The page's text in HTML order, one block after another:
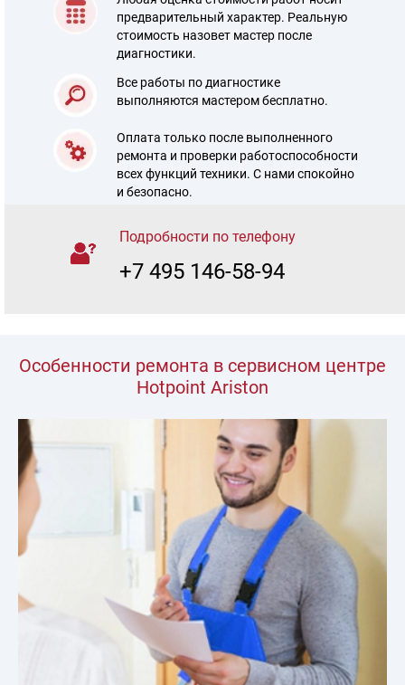
предварительный характер. Реальную
стоимость назовет мастер после
диагностики.
Все работы по диагностике
выполняются мастером бесплатно.
Оплата только после выполненного
ремонта и проверки работоспособности
всех функций техники. С нами спокойно
и безопасно.
Подробности по телефону
+7 495 146-58-94
Особенности ремонта в сервисном центре
Hotpoint Ariston